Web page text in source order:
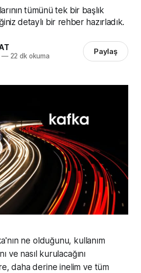
tümünü tek bir başlık
detaylı bir rehber hazırladık.
—22 dk okuma Paylaş
ne olduğunu, kullanım
ve nasıl kurulacağını
daha derine inelim ve tüm